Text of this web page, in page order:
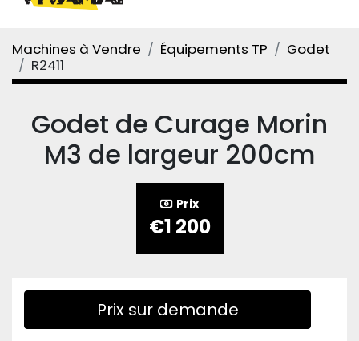
Machines à Vendre Équipements TP
Godet
R2411
Godet de Curage Morin
M3 de largeur 200cm
Prix
€1 200
Prix sur demande